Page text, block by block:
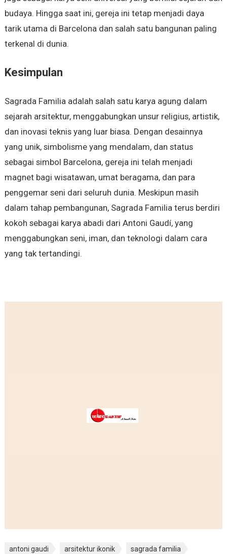
budaya. Hingga saat ini, gereja ini tetap menjadi daya
tarik utama di Barcelona dan salah satu bangunan paling
terkenal di dunia.
Kesimpulan
Sagrada Familia adalah salah satu karya agung dalam
sejarah arsitektur, menggabungkan unsur religius, artistik,
dan inovasi teknis yang luar biasa. Dengan desainnya
yang unik, simbolisme yang mendalam, dan status
sebagai simbol Barcelona, gereja ini telah menjadi
magnet bagi wisatawan, umat beragama, dan para
penggemar seni dari seluruh dunia. Meskipun masih
dalam tahap pembangunan, Sagrada Familia terus berdiri
kokoh sebagai karya abadi dari Antoni Gaudí, yang
menggabungkan seni, iman, dan teknologi dalam cara
yang tak tertandingi.
antoni gaudi arsitektur ikonik sagrada familia